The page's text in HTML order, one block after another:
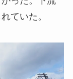
ていた。